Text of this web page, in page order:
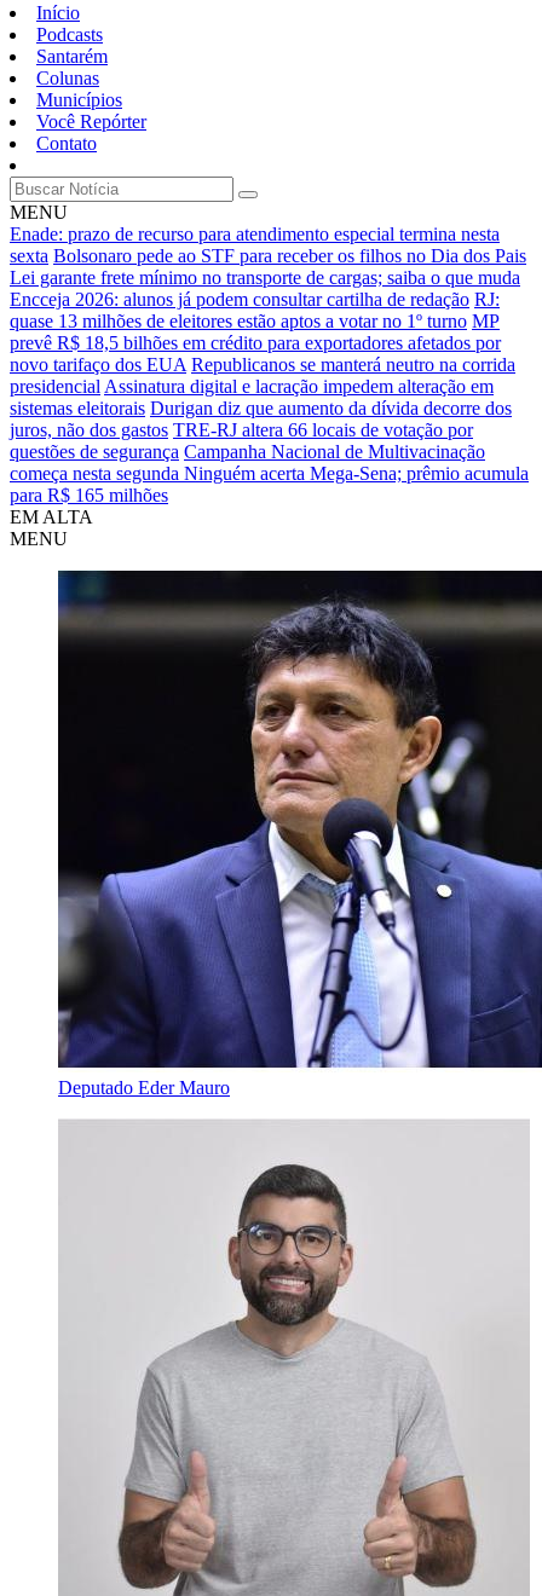
Início
Podcasts
Santarém
Colunas
Municípios
Você Repórter
Contato
MENU
Enade: prazo de recurso para atendimento especial termina nesta
sexta Bolsonaro pede ao STF para receber os filhos no Dia dos Pais
Lei garante frete mínimo no transporte de cargas; saiba o que muda
Encceja 2026: alunos já podem consultar cartilha de redação RJ:
quase 13 milhões de eleitores estão aptos a votar no 1º turno MP
prevê R$ 18,5 bilhões em crédito para exportadores afetados por
novo tarifaço dos EUA Republicanos se manterá neutro na corrida
presidencial Assinatura digital e lacração impedem alteração em
sistemas eleitorais Durigan diz que aumento da dívida decorre dos
juros, não dos gastos TRE-RJ altera 66 locais de votação por
questões de segurança Campanha Nacional de Multivacinação
começa nesta segunda Ninguém acerta Mega-Sena; prêmio acumula
para R$ 165 milhões
EM ALTA
MENU
Deputado Eder Mauro